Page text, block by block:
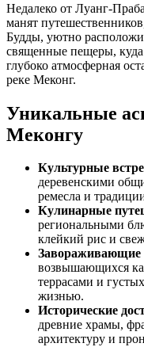
Недалеко от Луанг-
манят
Будды, уютно
священные пещеры, куда
глубоко атмосферная
реке Меконг.
Уникальные
Меконгу
Культурные
деревенскими
ремесла и
Кулинарные
региональными
клейкий рис и
Завораживающие
возвышающихся
террасами и
жизнью.
Исторические
древние храмы,
архитектуру и